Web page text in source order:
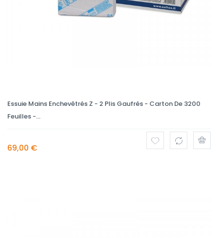
Essuie Mains Enchevêtrés Z - 2 Plis Gaufrés - Carton De 3200
Feuilles -...
69,00 €